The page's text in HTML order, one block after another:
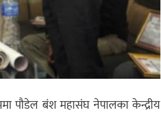
पौडेल बंश महासंघ नेपालका केन्द्रीय